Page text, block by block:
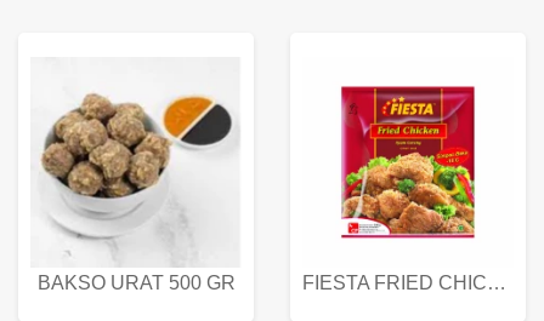
BAKSO URAT 500 GR FIESTA FRIED CHICKEN 500 GR